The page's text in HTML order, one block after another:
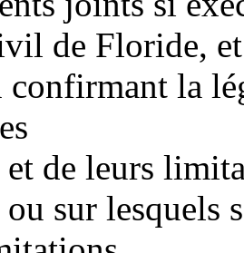
de Floride,
confirmant la
de leurs
sur lesquels s